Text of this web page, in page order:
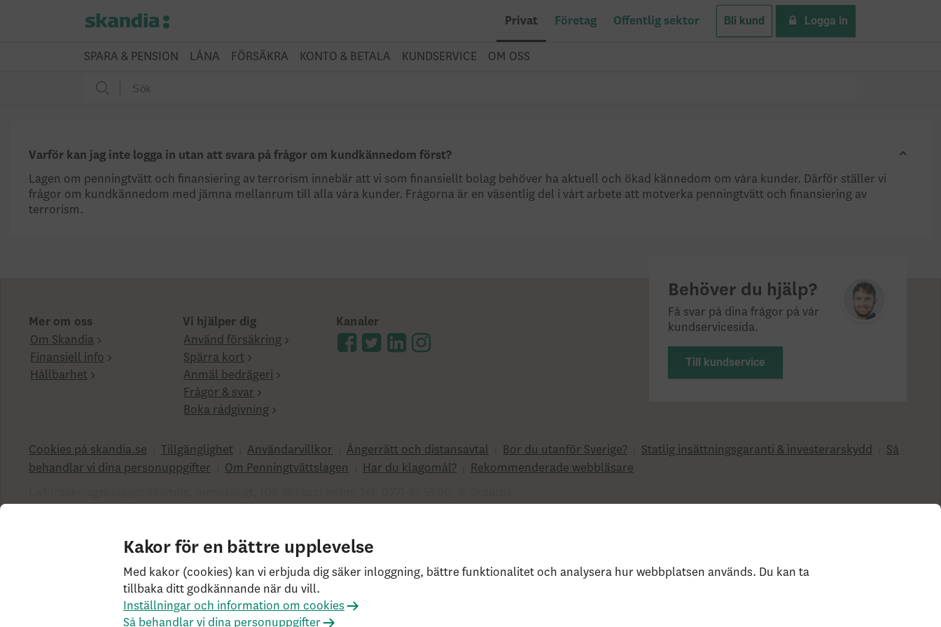
Privat Företag Offentlig sektor Bli kund Logga in
SPARA & PENSION LÅNA FÖRSÄKRA KONTO & BETALA KUNDSERVICE OM OSS
Varför kan jag inte logga in utan att svara på frågor om kundkännedom först?
Lagen om penningtvätt och finansiering av terrorism innebär att vi som finansiellt bolag behöver ha aktuell och ökad kännedom om våra kunder. Därför ställer vi
frågor om kundkännedom med jämna mellanrum till alla våra kunder. Frågorna är en väsentlig del i vårt arbete att motverka penningtvätt och finansiering av
terrorism.
Behöver du hjälp?
Få svar på dina frågor på vår
kundservicesida.
Till kundservice
Mer om oss
Om Skandia
Finansiell info
Hållbarhet
Vi hjälper dig
Använd försäkring
Spärra kort
Anmäl bedrägeri
Frågor & svar
Boka rådgivning
Kanaler
Cookies på skandia.se Tillgänglighet Användarvillkor Ångerrätt och distansavtal Bor du utanför Sverige? Statlig insättningsgaranti & investerar­skydd
Så
behandlar vi dina personuppgifter
Om Penningtvättslagen Har du klagomål?
Rekommenderade webbläsare
Kakor för en bättre upplevelse
Med kakor (cookies) kan vi erbjuda dig säker inloggning, bättre funktionalitet och analysera hur webbplatsen används. Du kan ta
tillbaka ditt godkännande när du vill.
Inställningar och information om cookies
Så behandlar vi dina personuppgifter